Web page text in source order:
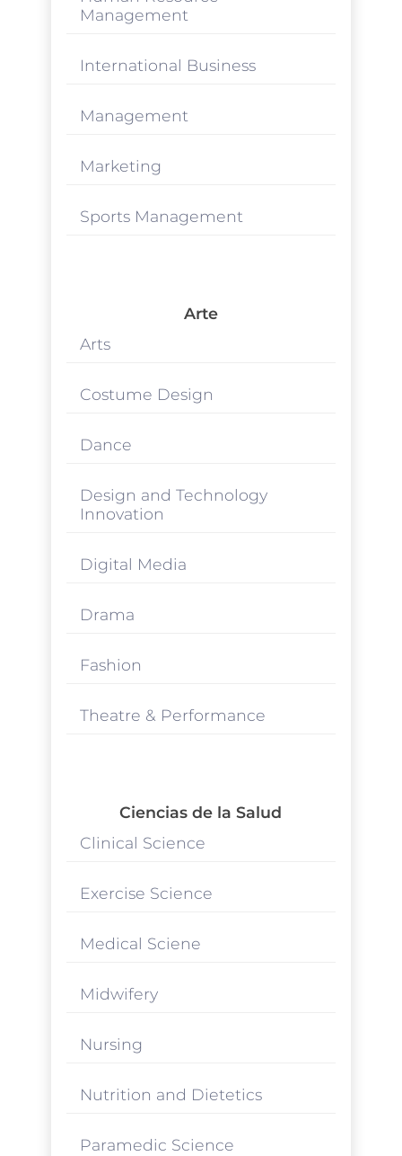
Management
International Business
Management
Marketing
Sports Management
Arte
Arts
Costume Design
Dance
Design and Technology
Innovation
Digital Media
Drama
Fashion
Theatre & Performance
Ciencias de la Salud
Clinical Science
Exercise Science
Medical Sciene
Midwifery
Nursing
Nutrition and Dietetics
Paramedic Science